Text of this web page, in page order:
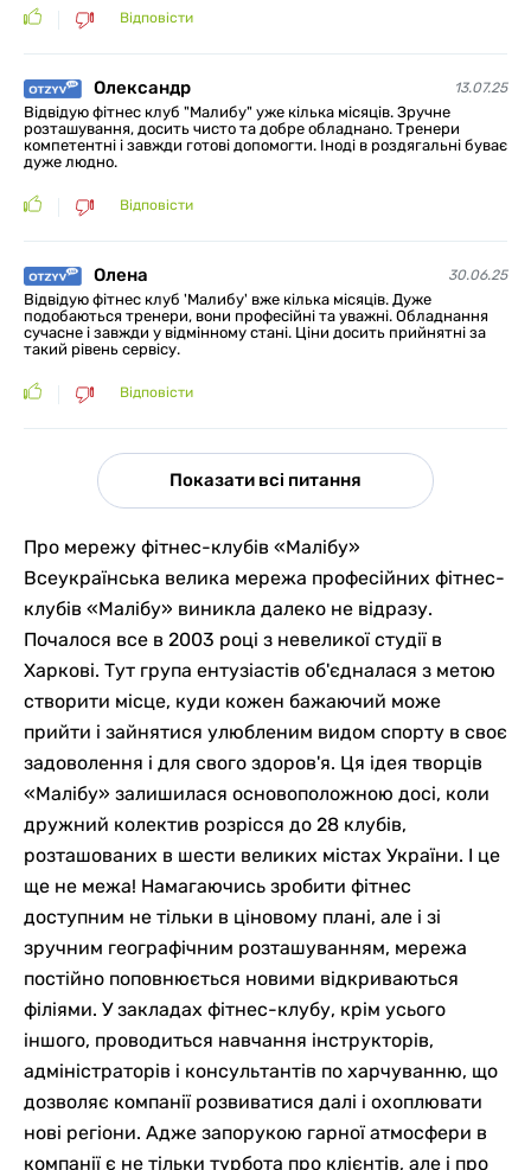
Відповісти
Олександр 13.07.25
Відвідую фітнес клуб "Малибу" уже кілька місяців. Зручне
розташування, досить чисто та добре обладнано. Тренери
компетентні і завжди готові допомогти. Іноді в роздягальні буває
дуже людно.
Відповісти
Олена 30.06.25
Відвідую фітнес клуб 'Малибу' вже кілька місяців. Дуже
подобаються тренери, вони професійні та уважні. Обладнання
сучасне і завжди у відмінному стані. Ціни досить прийнятні за
такий рівень сервісу.
Відповісти
Показати всі питання
Про мережу фітнес-клубів «Малібу»
Всеукраїнська велика мережа професійних фітнес-
клубів «Малібу» виникла далеко не відразу.
Почалося все в 2003 році з невеликої студії в
Харкові. Тут група ентузіастів об'єдналася з метою
створити місце, куди кожен бажаючий може
прийти і зайнятися улюбленим видом спорту в своє
задоволення і для свого здоров'я. Ця ідея творців
«Малібу» залишилася основоположною досі, коли
дружний колектив розрісся до 28 клубів,
розташованих в шести великих містах України. І це
ще не межа! Намагаючись зробити фітнес
доступним не тільки в ціновому плані, але і зі
зручним географічним розташуванням, мережа
постійно поповнюється новими відкриваються
філіями. У закладах фітнес-клубу, крім усього
іншого, проводиться навчання інструкторів,
адміністраторів і консультантів по харчуванню, що
дозволяє компанії розвиватися далі і охоплювати
нові регіони. Адже запорукою гарної атмосфери в
компанії є не тільки турбота про клієнтів, але і про